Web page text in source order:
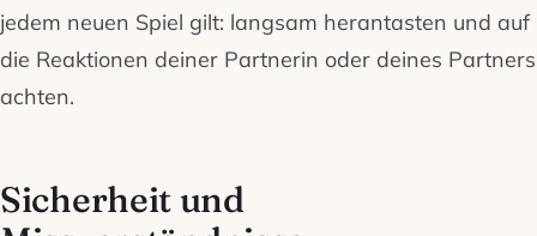
jedem neuen Spiel gilt: langsam herantasten und auf
die Reaktionen deiner Partnerin oder deines Partners
achten.
Sicherheit und